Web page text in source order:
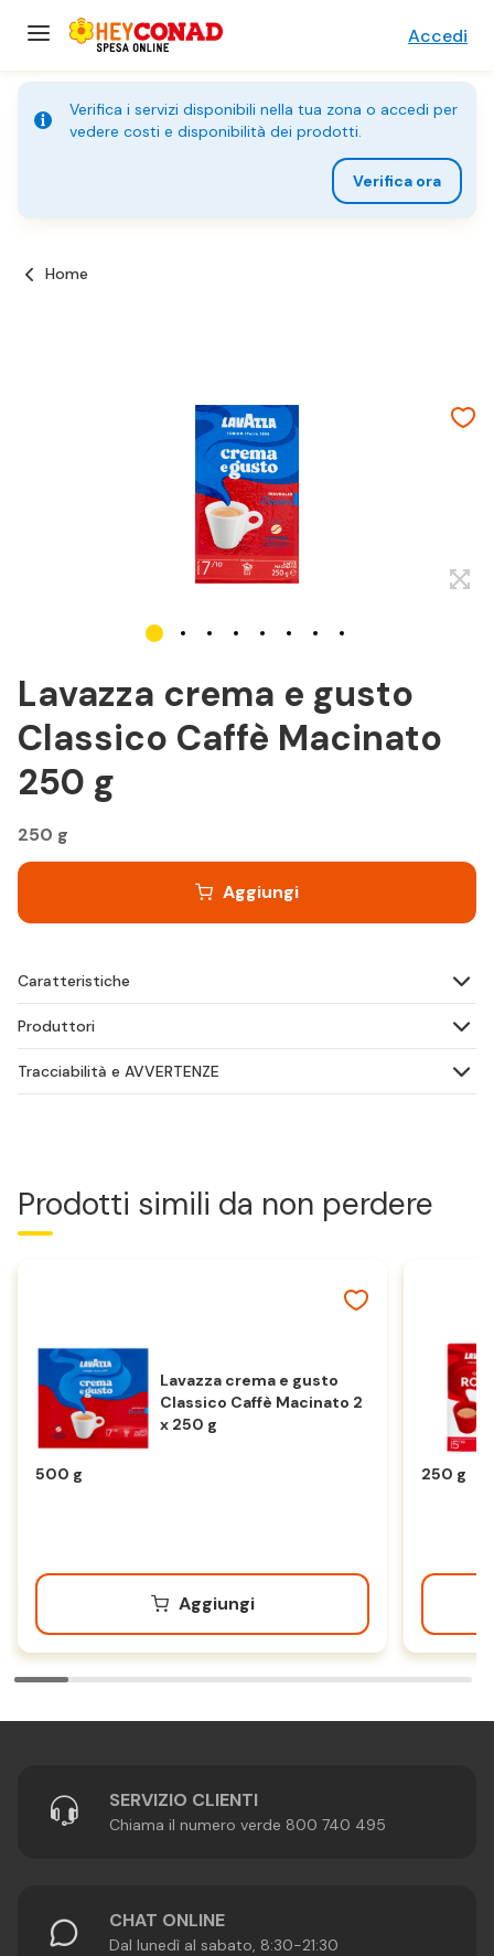
Accedi
Verifica i servizi disponibili nella tua zona o accedi per
vedere costi e disponibilità dei prodotti.
Verifica ora
Home
Lavazza crema e gusto
Classico Caffè Macinato
250 g
250 g
Aggiungi
Caratteristiche
Produttori
Tracciabilità e AVVERTENZE
Prodotti simili da non perdere
Lavazza crema e gusto
Classico Caffè Macinato 2
x 250 g
500 g
Aggiungi
250 g
SERVIZIO CLIENTI
Chiama il numero verde 800 740 495
CHAT ONLINE
Dal lunedì al sabato, 8:30-21:30